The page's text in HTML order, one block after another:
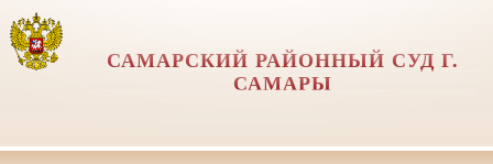
САМАРСКИЙ РАЙОННЫЙ СУД Г.
САМАРЫ